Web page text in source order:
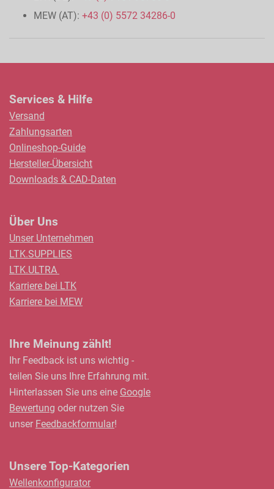
MEW (AT): +43 (0) 5572 34286-0
Services & Hilfe
Versand
Zahlungsarten
Onlineshop-Guide
Hersteller-Übersicht
Downloads & CAD-Daten
Über Uns
Unser Unternehmen
LTK.SUPPLIES
LTK.ULTRA
Karriere bei LTK
Karriere bei MEW
Ihre Meinung zählt!
Ihr Feedback ist uns wichtig -
teilen Sie uns Ihre Erfahrung mit.
Hinterlassen Sie uns eine Google
Bewertung oder nutzen Sie
unser Feedbackformular!
Unsere Top-Kategorien
Wellenkonfigurator